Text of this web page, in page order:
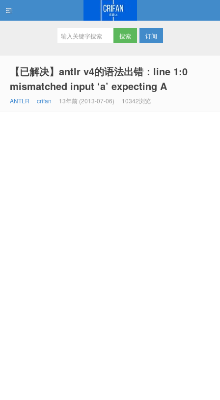
订阅
【已解决】antlr v4的语法出错：line 1:0
mismatched input ‘a’ expecting A
ANTLR crifan 13年前 (2013-07-06) 10342浏览